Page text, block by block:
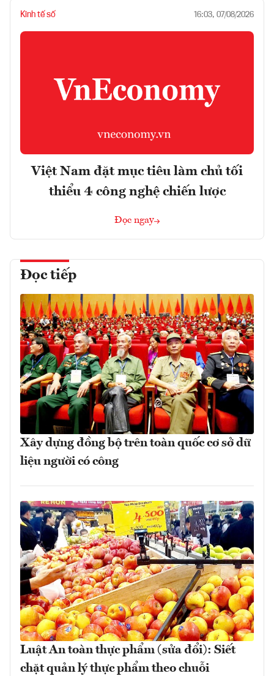
Kinh tế số 16:03, 07/08/2026
Việt Nam đặt mục tiêu làm chủ tối
thiểu 4 công nghệ chiến lược
Đọc ngay
Đọc tiếp
Xây dựng đồng bộ trên toàn quốc cơ sở dữ
liệu người có công
Luật An toàn thực phẩm (sửa đổi): Siết
chặt quản lý thực phẩm theo chuỗi